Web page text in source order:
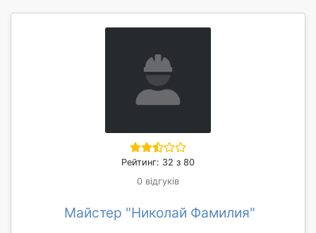
Рейтинг: 32 з 80
0 відгуків
Майстер "Николай Фамилия"